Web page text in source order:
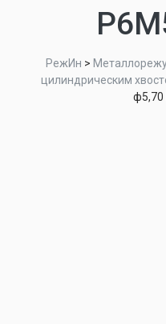
РежИн >
цилиндрическим
ф5,70